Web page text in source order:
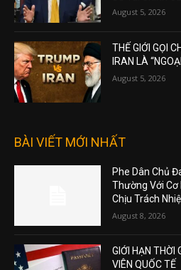
August 5, 2026
THẾ GIỚI GỌI
IRAN LÀ
August 5, 2026
BÀI VIẾT MỚI NHẤT
Phe Dân Chủ
Thường Với Cơ
Chịu Trách
August 8, 2026
GIỚI HẠN THỜI
VIÊN QUỐC TẾ